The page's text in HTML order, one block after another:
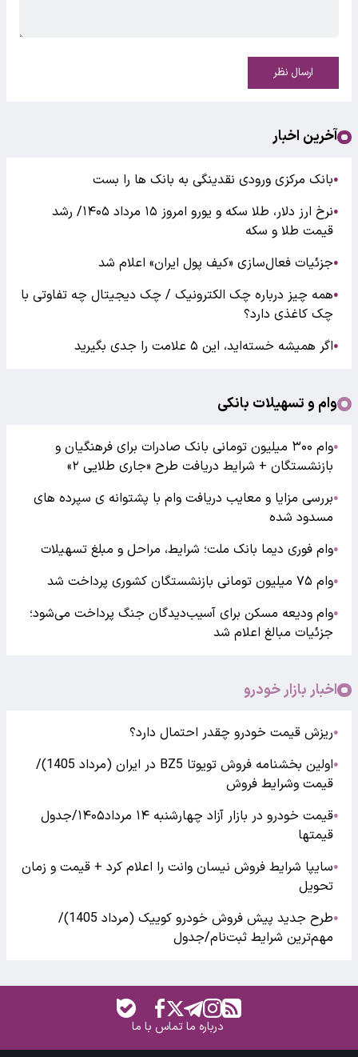
ارسال نظر
آخرین اخبار
●بانک مرکزی ورودی نقدینگی به بانک ها را بست
●
نرخ ارز دلار، طلا سکه و یورو امروز ۱۵ مرداد ۱۴۰۵/ رشد
قیمت طلا و سکه
●جزئیات فعال‌سازی «کیف پول ایران» اعلام شد
●همه چیز درباره چک الکترونیک / چک دیجیتال چه تفاوتی با
چک کاغذی دارد؟
●اگر همیشه خسته‌اید، این ۵ علامت را جدی بگیرید
وام و تسهیلات بانکی
●
وام ۳۰۰ میلیون تومانی بانک صادرات برای فرهنگیان و
بازنشستگان + شرایط دریافت طرح «جاری طلایی ۲»
●بررسی مزایا و معایب دریافت وام با پشتوانه ی سپرده های
مسدود شده
●وام فوری دیما بانک ملت؛ شرایط، مراحل و مبلغ تسهیلات
●وام ۷۵ میلیون تومانی بازنشستگان کشوری پرداخت شد
●وام ودیعه مسکن برای آسیب‌دیدگان جنگ پرداخت می‌شود؛
جزئیات مبالغ اعلام شد
اخبار بازار خودرو
●ریزش قیمت خودرو چقدر احتمال دارد؟
●
اولین بخشنامه فروش تویوتا BZ5 در ایران (مرداد 1405)/
قیمت وشرایط فروش
●
قیمت خودرو در بازار آزاد چهارشنبه ۱۴ مرداد۱۴۰۵/جدول
قیمتها
●سایپا شرایط فروش نیسان وانت را اعلام کرد + قیمت و زمان
تحویل
●
طرح جدید پیش فروش خودرو کوییک (مرداد 1405)/
مهم‌ترین شرایط ثبت‌نام/جدول
درباره ماتماس با ما